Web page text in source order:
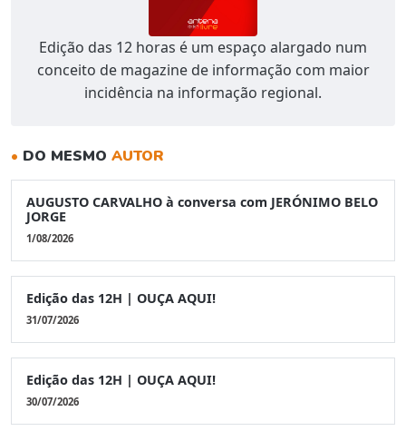
Edição das 12 horas é um espaço alargado num
conceito de magazine de informação com maior
incidência na informação regional.
• DO MESMO AUTOR
AUGUSTO CARVALHO à conversa com JERÓNIMO BELO
JORGE
1/08/2026
Edição das 12H | OUÇA AQUI!
31/07/2026
Edição das 12H | OUÇA AQUI!
30/07/2026